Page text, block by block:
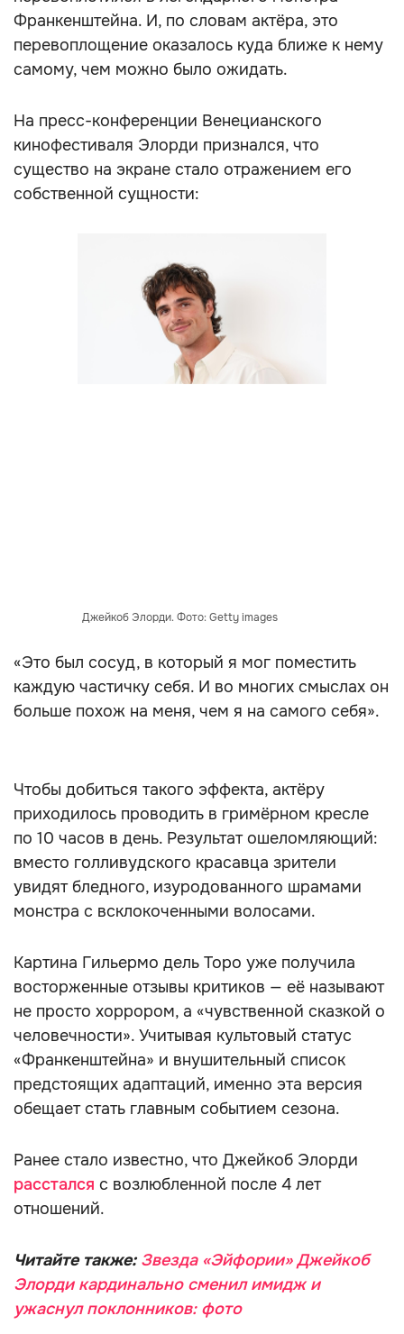
Франкенштейна. И, по словам актёра, это
перевоплощение оказалось куда ближе к нему
самому, чем можно было ожидать.
На пресс-конференции Венецианского
кинофестиваля Элорди признался, что
существо на экране стало отражением его
собственной сущности:
Джейкоб Элорди. Фото: Getty images
«Это был сосуд, в который я мог поместить
каждую частичку себя. И во многих смыслах он
больше похож на меня, чем я на самого себя».
Чтобы добиться такого эффекта, актёру
приходилось проводить в гримёрном кресле
по 10 часов в день. Результат ошеломляющий:
вместо голливудского красавца зрители
увидят бледного, изуродованного шрамами
монстра с всклокоченными волосами.
Картина Гильермо дель Торо уже получила
восторженные отзывы критиков — её называют
не просто хоррором, а «чувственной сказкой о
человечности». Учитывая культовый статус
«Франкенштейна» и внушительный список
предстоящих адаптаций, именно эта версия
обещает стать главным событием сезона.
Ранее стало известно, что Джейкоб Элорди
расстался с возлюбленной после 4 лет
отношений.
Читайте также: Звезда «Эйфории» Джейкоб
Элорди кардинально сменил имидж и
ужаснул поклонников: фото